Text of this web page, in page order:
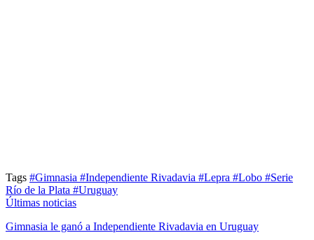
Tags #Gimnasia #Independiente Rivadavia #Lepra #Lobo #Serie
Río de la Plata #Uruguay
Últimas noticias
Gimnasia le ganó a Independiente Rivadavia en Uruguay